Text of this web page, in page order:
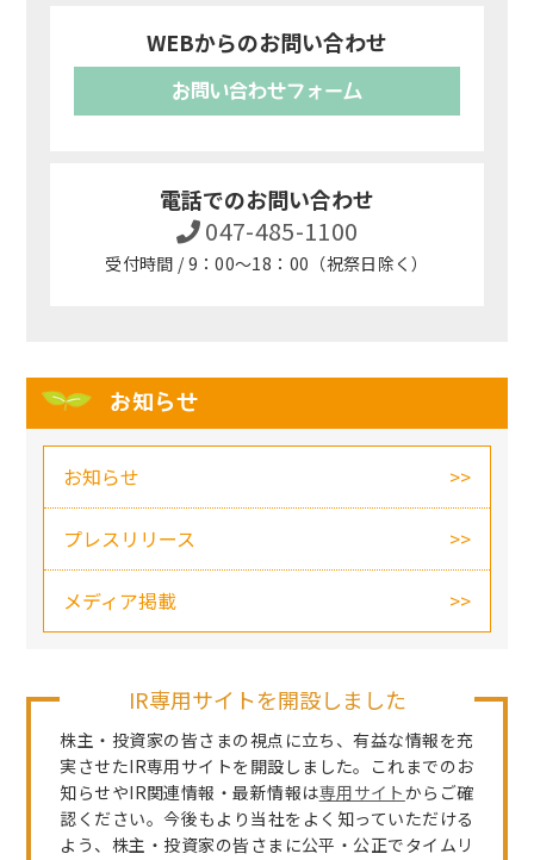
WEBからのお問い合わせ
お問い合わせフォーム
電話でのお問い合わせ
047-485-1100
受付時間 / 9：00～18：00（祝祭日除く）
お知らせ
お知らせ
プレスリリース
メディア掲載
IR専用サイトを開設しました
株主・投資家の皆さまの視点に立ち、有益な情報を充
実させたIR専用サイトを開設しました。これまでのお
知らせやIR関連情報・最新情報は専用サイトからご確
認ください。今後もより当社をよく知っていただける
よう、株主・投資家の皆さまに公平・公正でタイムリ